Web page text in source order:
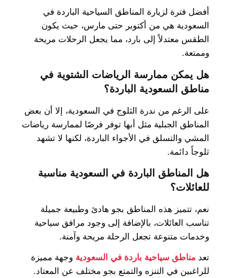
أفضل فترة لزيارة المناطق السياحية الباردة في
السعودية هي من أكتوبر حتى مارس، حيث يكون
الطقس معتدلاً إلى بارد، مما يجعل الرحلات مريحة
وممتعة.
هل يمكن ممارسة الرياضات الشتوية في
مناطق السعودية الباردة؟
على الرغم من ندرة الثلوج في السعودية، إلا أن بعض
المناطق الجبلية مثل أبها توفر فرصًا لممارسة رياضات
المشي والتسلق في الأجواء الباردة، لكنها لا تشهد
ثلوجاً دائمة.
هل المناطق الباردة في السعودية مناسبة
للعائلات؟
نعم، تتميز هذه المناطق بجو هادئ وطبيعة جميلة
تناسب العائلات، بالإضافة إلى وجود مرافق سياحية
وخدمات متنوعة تجعل الرحلة مريحة وآمنة.
تعد مناطق سياحية باردة في السعودية وجهة مميزة
للراغبين في التنزه والتمتع بجو مختلف عن المعتاد.